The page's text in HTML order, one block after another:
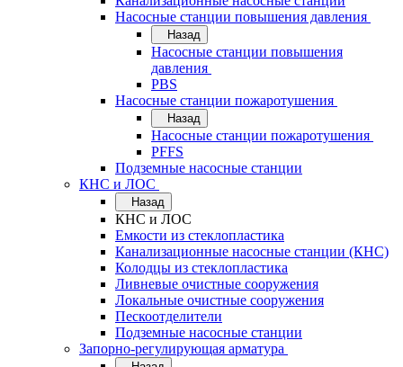
Насосные станции повышения давления
Назад
Насосные станции повышения
давления
PBS
Насосные станции пожаротушения
Назад
Насосные станции пожаротушения
PFFS
Подземные насосные станции
КНС и ЛОС
Назад
КНС и ЛОС
Емкости из стеклопластика
Канализационные насосные станции (КНС)
Колодцы из стеклопластика
Ливневые очистные сооружения
Локальные очистные сооружения
Пескоотделители
Подземные насосные станции
Запорно-регулирующая арматура